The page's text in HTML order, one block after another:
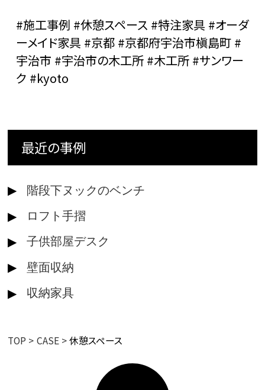
#施工事例 #休憩スペース #特注家具 #オーダ
ーメイド家具 #京都 #京都府宇治市槇島町 #
宇治市 #宇治市の木工所 #木工所 #サンワー
ク #kyoto
最近の事例
階段下ヌックのベンチ
ロフト手摺
子供部屋デスク
壁面収納
収納家具
TOP CASE 休憩スペース